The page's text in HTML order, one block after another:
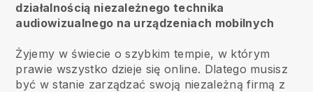
działalnością niezależnego technika
audiowizualnego na urządzeniach mobilnych
Żyjemy w świecie o szybkim tempie, w którym
prawie wszystko dzieje się online. Dlatego musisz
być w stanie zarządzać swoją niezależną firmą z